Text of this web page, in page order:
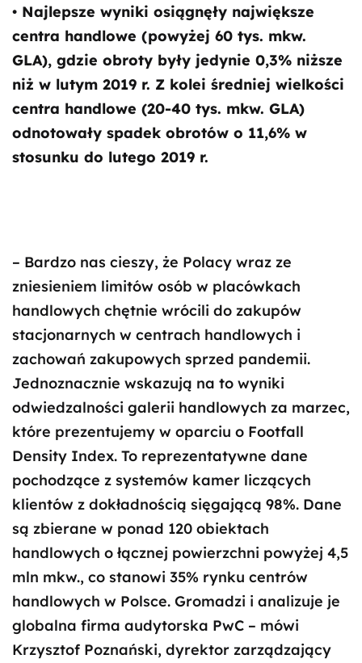
• Najlepsze wyniki osiągnęły największe
centra handlowe (powyżej 60 tys. mkw.
GLA), gdzie obroty były jedynie 0,3% niższe
niż w lutym 2019 r. Z kolei średniej wielkości
centra handlowe (20-40 tys. mkw. GLA)
odnotowały spadek obrotów o 11,6% w
stosunku do lutego 2019 r.
– Bardzo nas cieszy, że Polacy wraz ze
zniesieniem limitów osób w placówkach
handlowych chętnie wrócili do zakupów
stacjonarnych w centrach handlowych i
zachowań zakupowych sprzed pandemii.
Jednoznacznie wskazują na to wyniki
odwiedzalności galerii handlowych za marzec,
które prezentujemy w oparciu o Footfall
Density Index. To reprezentatywne dane
pochodzące z systemów kamer liczących
klientów z dokładnością sięgającą 98%. Dane
są zbierane w ponad 120 obiektach
handlowych o łącznej powierzchni powyżej 4,5
mln mkw., co stanowi 35% rynku centrów
handlowych w Polsce. Gromadzi i analizuje je
globalna firma audytorska PwC – mówi
Krzysztof Poznański, dyrektor zarządzający